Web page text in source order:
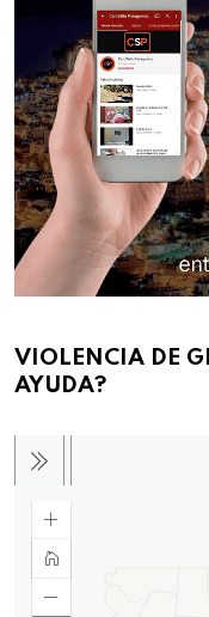
VIOLENCIA DE
AYUDA?